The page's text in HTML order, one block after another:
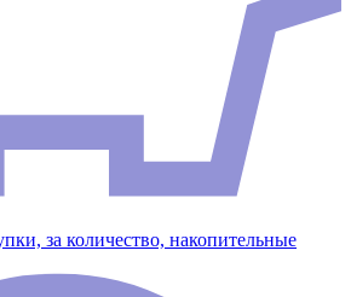
за количество, накопительные